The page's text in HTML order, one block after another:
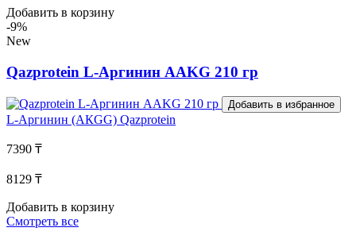
Добавить в корзину
-9%
New
Qazprotein L-Аргинин AAKG 210 гр
Добавить в избранное
L-Аргинин (АКGG) Qazprotein
7390 ₸
8129 ₸
Добавить в корзину
Смотреть все